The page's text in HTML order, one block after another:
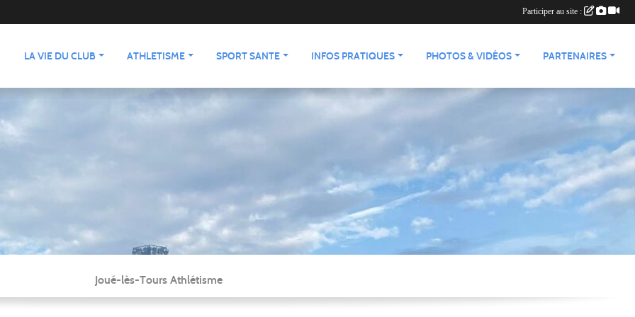
LA VIE DU CLUB ATHLETISME SPORT SANTE INFOS PRATIQUES PHOTOS & VIDÉOS PARTENAIRES
Joué-lès-Tours Athlétisme
Participer au site :